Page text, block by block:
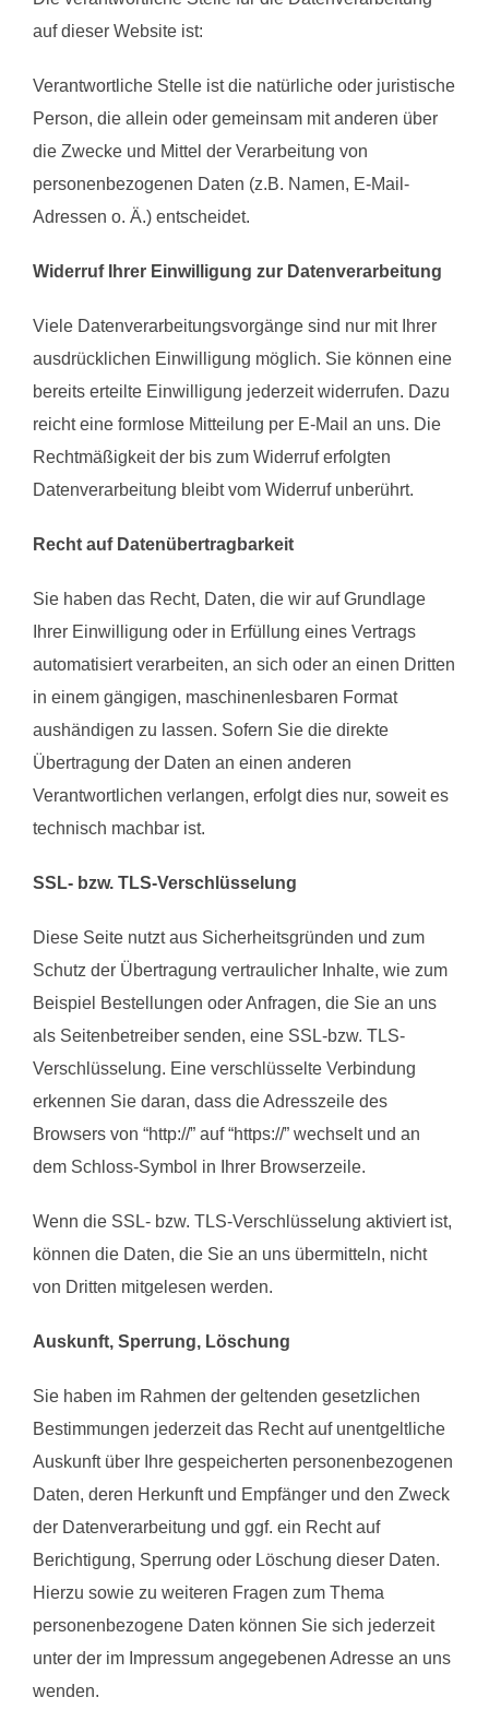
auf dieser Website ist:
Verantwortliche Stelle ist die natürliche oder juristische
Person, die allein oder gemeinsam mit anderen über
die Zwecke und Mittel der Verarbeitung von
personenbezogenen Daten (z.B. Namen, E-Mail-
Adressen o. Ä.) entscheidet.
Widerruf Ihrer Einwilligung zur Datenverarbeitung
Viele Datenverarbeitungsvorgänge sind nur mit Ihrer
ausdrücklichen Einwilligung möglich. Sie können eine
bereits erteilte Einwilligung jederzeit widerrufen. Dazu
reicht eine formlose Mitteilung per E-Mail an uns. Die
Rechtmäßigkeit der bis zum Widerruf erfolgten
Datenverarbeitung bleibt vom Widerruf unberührt.
Recht auf Datenübertragbarkeit
Sie haben das Recht, Daten, die wir auf Grundlage
Ihrer Einwilligung oder in Erfüllung eines Vertrags
automatisiert verarbeiten, an sich oder an einen Dritten
in einem gängigen, maschinenlesbaren Format
aushändigen zu lassen. Sofern Sie die direkte
Übertragung der Daten an einen anderen
Verantwortlichen verlangen, erfolgt dies nur, soweit es
technisch machbar ist.
SSL- bzw. TLS-Verschlüsselung
Diese Seite nutzt aus Sicherheitsgründen und zum
Schutz der Übertragung vertraulicher Inhalte, wie zum
Beispiel Bestellungen oder Anfragen, die Sie an uns
als Seitenbetreiber senden, eine SSL-bzw. TLS-
Verschlüsselung. Eine verschlüsselte Verbindung
erkennen Sie daran, dass die Adresszeile des
Browsers von “http://” auf “https://” wechselt und an
dem Schloss-Symbol in Ihrer Browserzeile.
Wenn die SSL- bzw. TLS-Verschlüsselung aktiviert ist,
können die Daten, die Sie an uns übermitteln, nicht
von Dritten mitgelesen werden.
Auskunft, Sperrung, Löschung
Sie haben im Rahmen der geltenden gesetzlichen
Bestimmungen jederzeit das Recht auf unentgeltliche
Auskunft über Ihre gespeicherten personenbezogenen
Daten, deren Herkunft und Empfänger und den Zweck
der Datenverarbeitung und ggf. ein Recht auf
Berichtigung, Sperrung oder Löschung dieser Daten.
Hierzu sowie zu weiteren Fragen zum Thema
personenbezogene Daten können Sie sich jederzeit
unter der im Impressum angegebenen Adresse an uns
wenden.